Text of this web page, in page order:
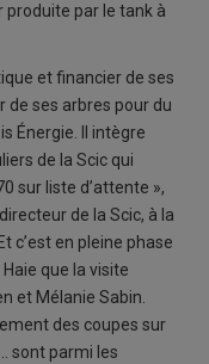
produite par le tank à
et financier de ses
de ses arbres pour du
Énergie. Il intègre
de la Scic qui
sur liste d’attente »,
de la Scic, à la
c’est en pleine phase
que la visite
et Mélanie Sabin.
des coupes sur
sont parmi les